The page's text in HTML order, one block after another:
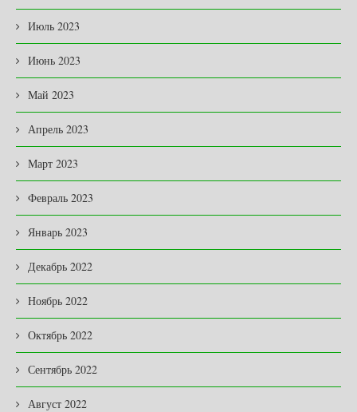
Июль 2023
Июнь 2023
Май 2023
Апрель 2023
Март 2023
Февраль 2023
Январь 2023
Декабрь 2022
Ноябрь 2022
Октябрь 2022
Сентябрь 2022
Август 2022